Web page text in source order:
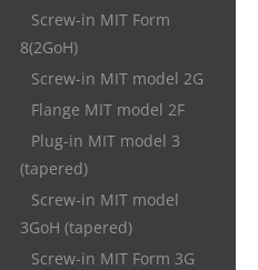
Screw-in MIT Form
8(2GoH)
Screw-in MIT model 2G
Flange MIT model 2F
Plug-in MIT model 3
(tapered)
Screw-in MIT model
3GoH (tapered)
Screw-in MIT Form 3G